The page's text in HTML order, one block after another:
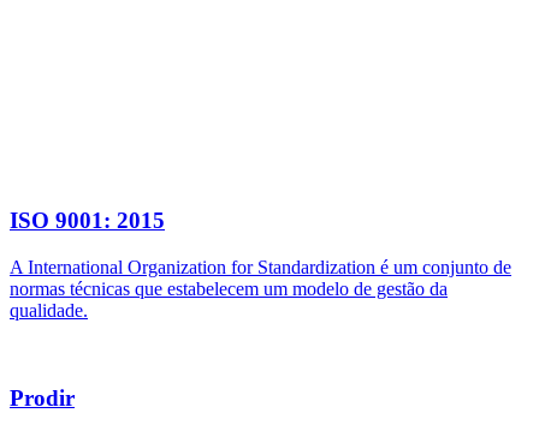
ISO 9001: 2015
A International Organization for Standardization é um conjunto de
normas técnicas que estabelecem um modelo de gestão da
qualidade.
Prodir